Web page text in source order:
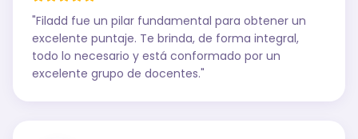
"Filadd fue un pilar fundamental para obtener un
excelente puntaje. Te brinda, de forma integral,
todo lo necesario y está conformado por un
excelente grupo de docentes."